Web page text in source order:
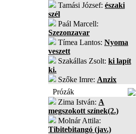
Tamási József: északi
szél
Paál Marcell:
Szezonzavar
Tímea Lantos: Nyoma
veszett
Szakállas Zsolt: ki lapít
ki.
Szőke Imre: Anzix
Prózák
Zima István: A
megszokott színek(2.)
Molnár Attila:
Tibitebitangó (jav.)